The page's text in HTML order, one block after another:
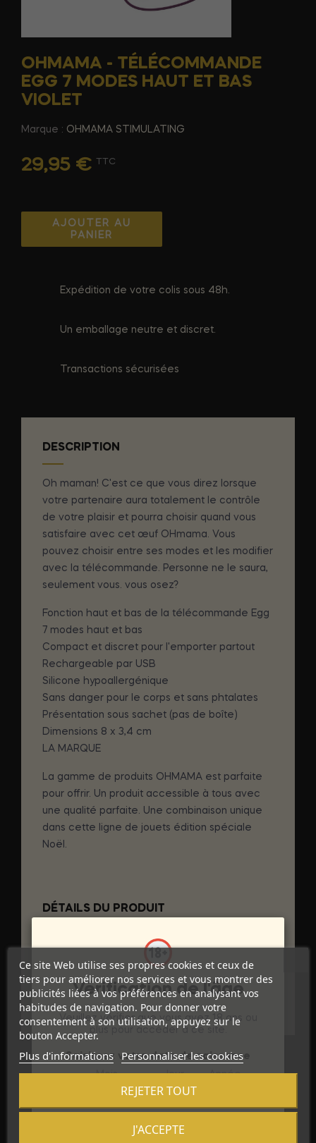
OHMAMA - TÉLÉCOMMANDE
EGG 7 MODES HAUT ET BAS
VIOLET
Marque : OHMAMA STIMULATING
29,95 € TTC
AJOUTER AU
PANIER
Expédition de votre colis sous 48h.
Un emballage neutre et discret.
Transactions sécurisées
DESCRIPTION
Oh maman! C'est ce que vous direz lorsque
votre partenaire aura totalement le contrôle
de votre plaisir et pourra choisir quand vous
satisfaire avec cet œuf OHmama. Vous
pouvez choisir entre ses modes et les modifier
avec la télécommande. Personne ne le saura,
seulement vous. vous osez?
Fonction haut et bas de la télécommande Egg
7 modes haut et bas
Compact et discret pour l'emporter partout
Rechargeable par USB
Silicone hypoallergénique
Sans danger pour le corps et sans phtalates
Présentation sous sachet (pas de boîte)
Dimensions 8 x 3,4 cm
LA MARQUE
La gamme de produits OHMAMA est parfaite
pour offrir. Un produit accessible à tous avec
une qualité parfaite. Une combinaison unique
dans cette ligne de jouets édition spéciale
Noël.
DÉTAILS DU PRODUIT
OHMAMA STIMULATING
Référence D-227199
Références spécifiques
Ce site Web utilise ses propres cookies et ceux de
tiers pour améliorer nos services et vous montrer des
publicités liées à vos préférences en analysant vos
habitudes de navigation. Pour donner votre
consentement à son utilisation, appuyez sur le
bouton Accepter.
Plus d'informations Personnaliser les cookies
REJETER TOUT
J'ACCEPTE
Vérification de l'âge
Veuillez vérifier que vous avez 18 ans ou
plus pour accéder à ce site.
Saisissez votre date de naissance
Mois
Jour Année
Sortie